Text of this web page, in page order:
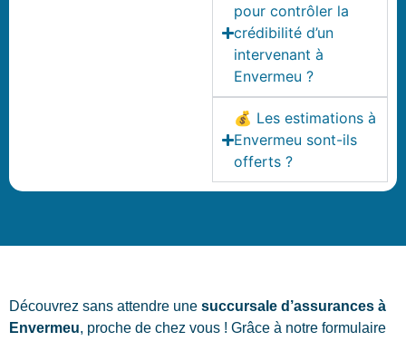
pour contrôler la
crédibilité d’un
intervenant à
Envermeu ?
💰 Les estimations à
Envermeu sont-ils
offerts ?
Découvrez sans attendre une succursale d’assurances à
Envermeu, proche de chez vous ! Grâce à notre formulaire